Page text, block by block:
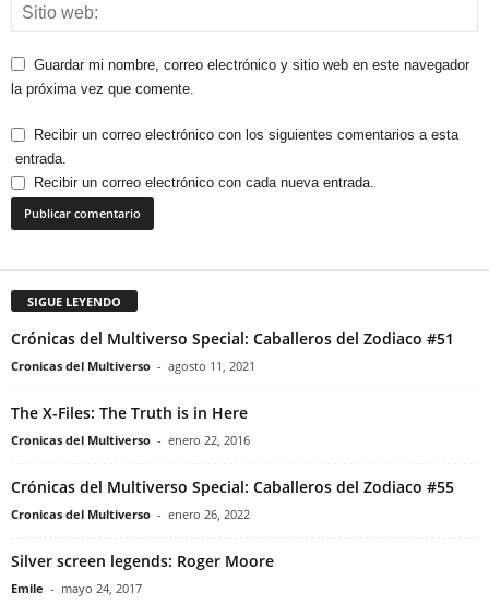
Guardar mi nombre, correo electrónico y sitio web en este navegador
la próxima vez que comente.
Recibir un correo electrónico con los siguientes comentarios a esta
entrada.
Recibir un correo electrónico con cada nueva entrada.
SIGUE LEYENDO
Crónicas del Multiverso Special: Caballeros del Zodiaco #51
Cronicas del Multiverso - agosto 11, 2021
The X-Files: The Truth is in Here
Cronicas del Multiverso - enero 22, 2016
Crónicas del Multiverso Special: Caballeros del Zodiaco #55
Cronicas del Multiverso - enero 26, 2022
Silver screen legends: Roger Moore
Emile - mayo 24, 2017